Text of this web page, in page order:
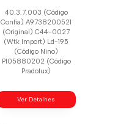
40.3.7.003 (Código
Confia) A9738200521
(Original) C44-0027
(Wtk Import) Ld-195
(Código Nino)
Pl05880202 (Código
Pradolux)
Ver Detalhes